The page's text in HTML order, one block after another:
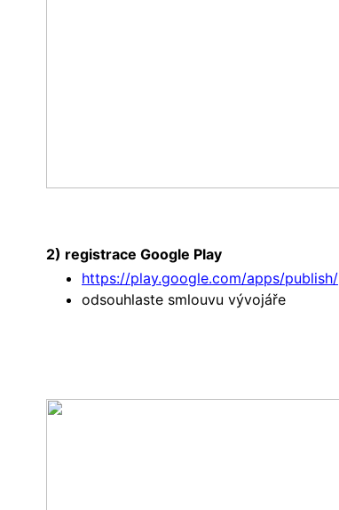
2) registrace Google Play
https://play.google.com/apps/publish/
odsouhlaste smlouvu vývojáře